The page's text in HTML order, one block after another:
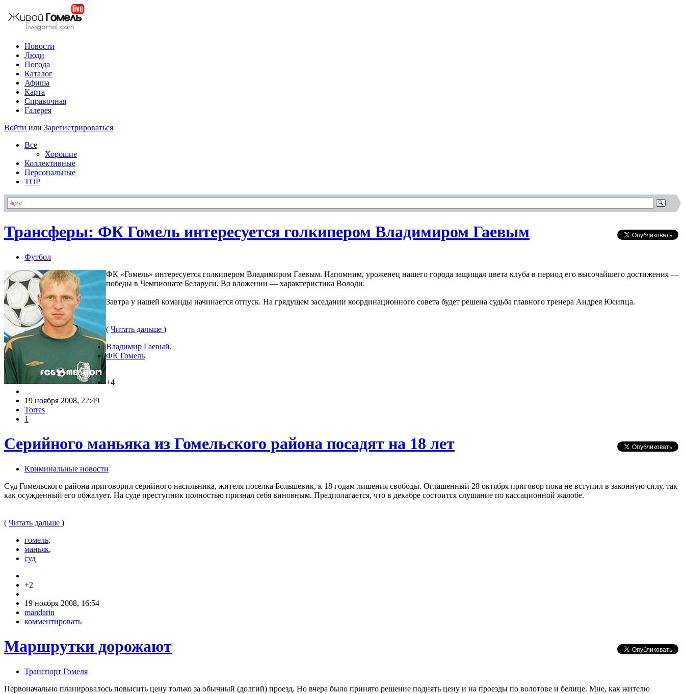
Новости
Люди
Погода
Каталог
Афиша
Карта
Справочная
Галерея
Войти или Зарегистрироваться
Все
Хорошие
Коллективные
Персональные
TOP
Трансферы: ФК Гомель интересуется голкипером Владимиром Гаевым
Футбол
ФК «Гомель» интересуется голкипером Владимиром Гаевым. Напомним, уроженец нашего города защищал цвета клуба в период его высочайшего достижения —
победы в Чемпионате Беларуси. Во вложении — характеристика Володи.
Завтра у нашей команды начинается отпуск. На грядущем заседании координационного совета будет решена судьба главного тренера Андрея Юсипца.
( Читать дальше )
Владимир Гаевый,
ФК Гомель
+4
19 ноября 2008, 22:49
Torres
1
Серийного маньяка из Гомельского района посадят на 18 лет
Криминальные новости
Суд Гомельского района приговорил серийного насильника, жителя поселка Большевик, к 18 годам лишения свободы. Оглашенный 28 октября приговор пока не вступил в законную силу, так
как осужденный его обжалует. На суде преступник полностью признал себя виновным. Предполагается, что в декабре состоится слушание по кассационной жалобе.
( Читать дальше )
гомель,
маньяк,
суд
+2
19 ноября 2008, 16:54
mandarin
комментировать
Маршрутки дорожают
Транспорт Гомеля
Первоначально планировалось повысить цену только за обычный (долгий) проезд. Но вчера было принято решение поднять цену и на проезды по волотове и белице. Мне, как жителю